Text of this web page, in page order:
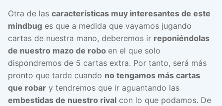
Otra de las características muy interesantes de este
mindbug es que a medida que vayamos jugando
cartas de nuestra mano, deberemos ir reponiéndolas
de nuestro mazo de robo en el que solo
dispondremos de 5 cartas extra. Por tanto, será más
pronto que tarde cuando no tengamos más cartas
que robar y tendremos que ir aguantando las
embestidas de nuestro rival con lo que podamos. De